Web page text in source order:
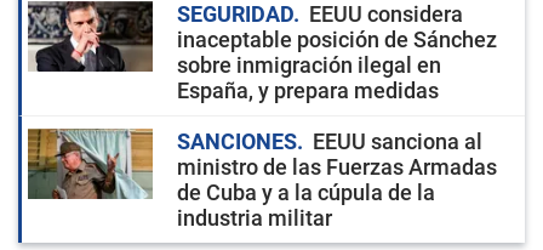
SEGURIDAD
EEUU considera
inaceptable posición de Sánchez
sobre inmigración ilegal en
España, y prepara medidas
SANCIONES
EEUU sanciona al
ministro de las Fuerzas Armadas
de Cuba y a la cúpula de la
industria militar